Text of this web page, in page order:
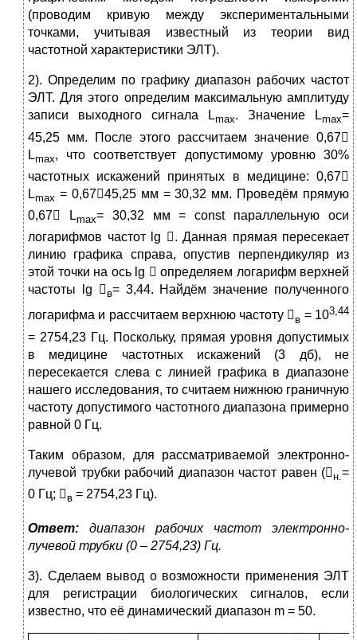
(проводим кривую между экспериментальными
точками, учитывая известный из теории вид
частотной характеристики ЭЛТ).
2). Определим по графику диапазон рабочих частот
ЭЛТ. Для этого определим максимальную амплитуду
записи выходного сигнала Lmax. Значение Lmax=
45,25 мм. После этого рассчитаем значение 0,67
Lmax, что соответствует допустимому уровню 30%
частотных искажений принятых в медицине: 0,67
Lmax = 0,6745,25 мм = 30,32 мм. Проведём прямую
0,67 Lmax= 30,32 мм = const параллельную оси
логарифмов частот lg . Данная прямая пересекает
линию графика справа, опустив перпендикуляр из
этой точки на ось lg  определяем логарифм верхней
частоты lg в= 3,44. Найдём значение полученного
логарифма и рассчитаем верхнюю частоту в = 103,44
= 2754,23 Гц. Поскольку, прямая уровня допустимых
в медицине частотных искажений (3 дб), не
пересекается слева с линией графика в диапазоне
нашего исследования, то считаем нижнюю граничную
частоту допустимого частотного диапазона примерно
равной 0 Гц.
Таким образом, для рассматриваемой электронно-
лучевой трубки рабочий диапазон частот равен (н.=
0 Гц; в = 2754,23 Гц).
Ответ: диапазон рабочих частот электронно-
лучевой трубки (0 – 2754,23) Гц.
3). Сделаем вывод о возможности применения ЭЛТ
для регистрации биологических сигналов, если
известно, что её динамический диапазон m = 50.